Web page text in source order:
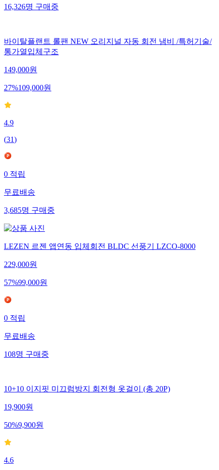
16,326명 구매중
바이탈플랜트 롤팬 NEW 오리지널 자동 회전 냄비 /특허기술/
통가열입체구조
149,000원
27%109,000원
4.9
(31)
0적립
무료배송
3,685명구매중
LEZEN 르젠 앱연동 입체회전 BLDC 선풍기 LZCO-8000
229,000원
57%99,000원
0적립
무료배송
108명구매중
10+10 이지핏 미끄럼방지 회전형 옷걸이 (총 20P)
19,900원
50%9,900원
4.6